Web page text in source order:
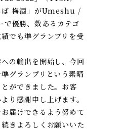
ば 梅酒」がUmeshu /
優勝、数あるカテゴ
でも準グランプリを受
の輸出を開始し、今回
グランプリという素晴
ができました。お客
り感謝申し上げます。
届けできるよう努めて
きよろしくお願いいた